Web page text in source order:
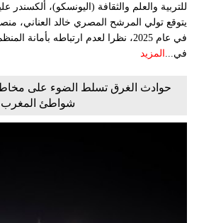
للتربية والعلم والثقافة (اليونسكو)،
يتوقع تولي المرشح المصري خالد العناني،
في عام 2025، نظرا لعدم ارتباطه بأمانة
في... المزيد
حوادث الغرق تسلط الضوء على مخاطر
شواطئ المغرب